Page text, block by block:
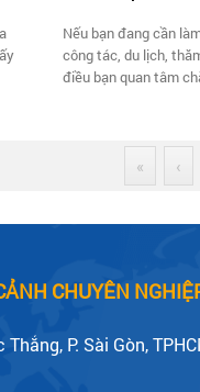
Nếu bạn đang cần
công tác, du lịch,
điều bạn quan tâm
« ‹
CHUYÊN
P. Sài Gòn,